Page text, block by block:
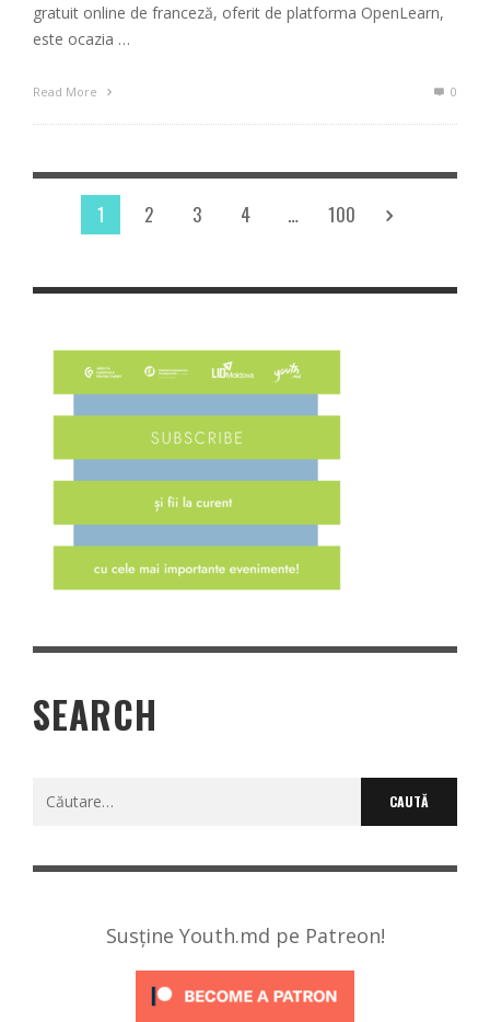
gratuit online de franceză, oferit de platforma OpenLearn,
este ocazia …
Read More 0
1 2 3 4 … 100
SEARCH
Caută
Susține Youth.md pe Patreon!